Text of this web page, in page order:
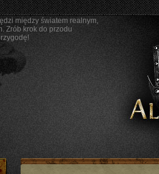
między światem realnym,
Zrób krok do przodu